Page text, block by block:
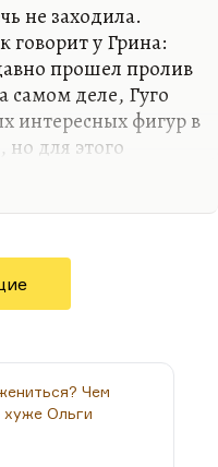
не заходила.
у Грина:
прошел пролив
самом деле, Гуго
интересных фигур в
но для этого
Вот мне
и внезапные
была культурой
и
каким-то
новеллах
Перуца, в
Чем
хуже Ольги